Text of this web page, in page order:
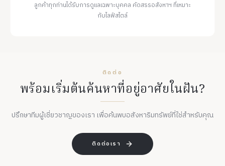
ลูกค้าทุกท่านได้รับการดูแลเฉพาะบุคคล คัดสรรอสังหาฯ ที่เหมาะ
กับไลฟ์สไตล์
ติดต่อ
พร้อมเริ่มต้นค้นหาที่อยู่อาศัยในฝัน?
ปรึกษาทีมผู้เชี่ยวชาญของเรา เพื่อค้นพบอสังหาริมทรัพย์ที่ใช่สำหรับคุณ
ติดต่อเรา